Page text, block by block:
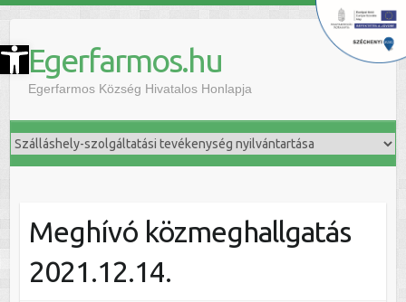
Eszköztár megnyitása Egerfarmos.hu
Egerfarmos Község Hivatalos Honlapja
Meghívó közmeghallgatás
2021.12.14.